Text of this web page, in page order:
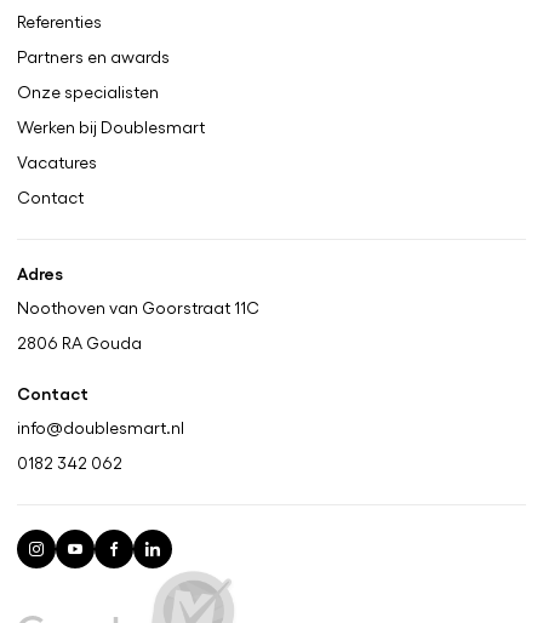
Referenties
Partners en awards
Onze specialisten
Werken bij Doublesmart
Vacatures
Contact
Adres
Noothoven van Goorstraat 11C
2806 RA Gouda
Contact
info@doublesmart.nl
0182 342 062